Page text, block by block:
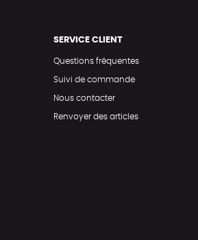
SERVICE CLIENT
Questions fréquentes
Suivi de commande
Nous contacter
Renvoyer des articles